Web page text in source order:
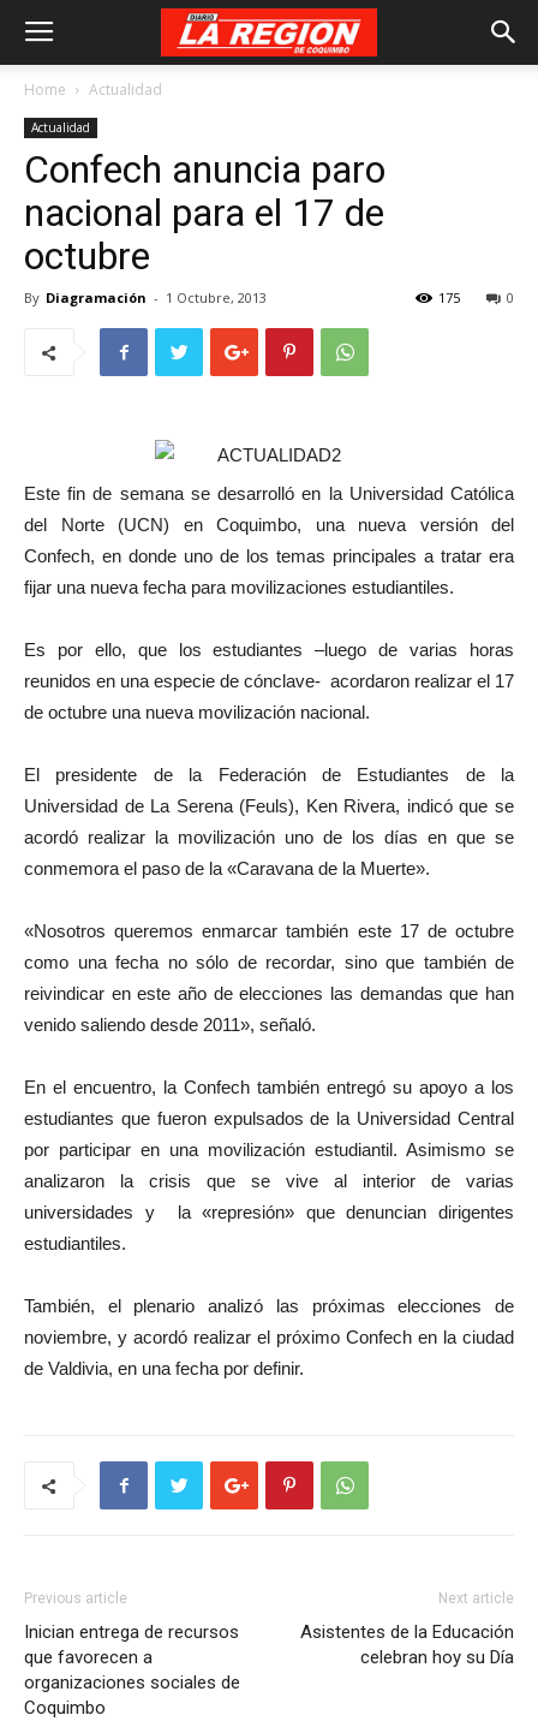
Home Actualidad
Actualidad
Confech anuncia paro
nacional para el 17 de
octubre
By Diagramación - 1 Octubre, 2013 0
175
Este fin de semana se desarrolló en la Universidad Católica
del Norte (UCN) en Coquimbo, una nueva versión del
Confech, en donde uno de los temas principales a tratar era
fijar una nueva fecha para movilizaciones estudiantiles.
Es por ello, que los estudiantes –luego de varias horas
reunidos en una especie de cónclave- acordaron realizar el 17
de octubre una nueva movilización nacional.
El presidente de la Federación de Estudiantes de la
Universidad de La Serena (Feuls), Ken Rivera, indicó que se
acordó realizar la movilización uno de los días en que se
conmemora el paso de la «Caravana de la Muerte».
«Nosotros queremos enmarcar también este 17 de octubre
como una fecha no sólo de recordar, sino que también de
reivindicar en este año de elecciones las demandas que han
venido saliendo desde 2011», señaló.
En el encuentro, la Confech también entregó su apoyo a los
estudiantes que fueron expulsados de la Universidad Central
por participar en una movilización estudiantil. Asimismo se
analizaron la crisis que se vive al interior de varias
universidades y la «represión» que denuncian dirigentes
estudiantiles.
También, el plenario analizó las próximas elecciones de
noviembre, y acordó realizar el próximo Confech en la ciudad
de Valdivia, en una fecha por definir.
Previous article
Inician entrega de recursos
que favorecen a
organizaciones sociales de
Coquimbo
Next article
Asistentes de la Educación
celebran hoy su Día